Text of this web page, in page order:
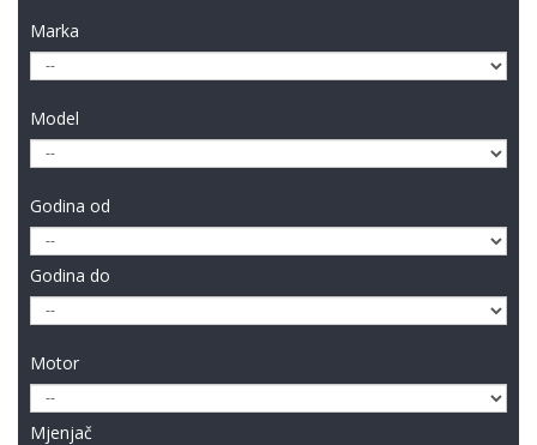
Marka
Model
Godina od
Godina do
Motor
Mjenjač